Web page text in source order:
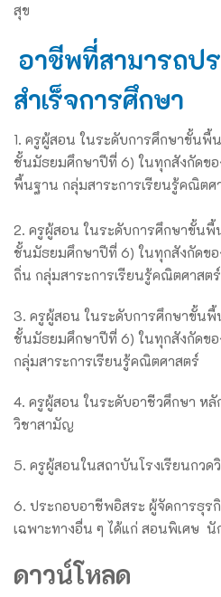
สุข
อาชีพที่สามารถป
สำเร็จการศึกษา
1. ครูผู้สอน ในระดับการศึกษาขั้น
ชั้นมัธยมศึกษาปีที่ 6) ในทุกสังกัดข
พื้นฐาน กลุ่มสาระการเรียนรู้คณิตศ
2. ครูผู้สอน ในระดับการศึกษาขั้น
ชั้นมัธยมศึกษาปีที่ 6) ในทุกสังกัดข
ถิ่น กลุ่มสาระการเรียนรู้คณิตศาสตร์
3. ครูผู้สอน ในระดับการศึกษาขั้น
ชั้นมัธยมศึกษาปีที่ 6) ในทุกสังกัดขอ
กลุ่มสาระการเรียนรู้คณิตศาสตร์
4. ครูผู้สอน ในระดับอาชีวศึกษา ห
วิชาสามัญ
5. ครูผู้สอนในสถาบันโรงเรียนกวด
6. ประกอบอาชีพอิสระ ผู้จัดการธุร
เฉพาะทางอื่น ๆ ได้แก่ สอนพิเศษ
ดาวน์โหลด